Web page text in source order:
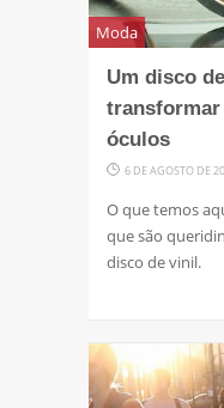
Moda
Um disco
transformar
óculos
6 DE AGOSTO DE
O que temos
que são
disco de vinil.